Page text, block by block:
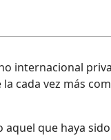
internacional
cada vez más
que haya